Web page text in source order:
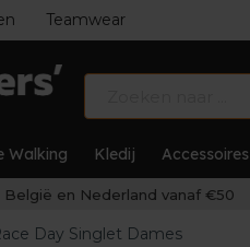
Teamwear
Walking Kledij Accessoires
België en Nederland vanaf €50
Day Singlet Dames